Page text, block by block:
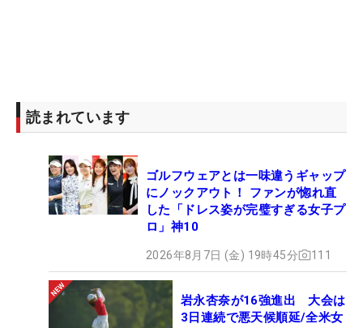
読まれています
ゴルフウェアとは一味違うギャップ
にノックアウト！ ファンが惚れ直
した「ドレス姿が完璧すぎる女子プ
ロ」神10
2026年8月7日 (金) 19時45分 111
岩永杏奈が16強進出 大会は
3日連続で悪天候順延/全米女